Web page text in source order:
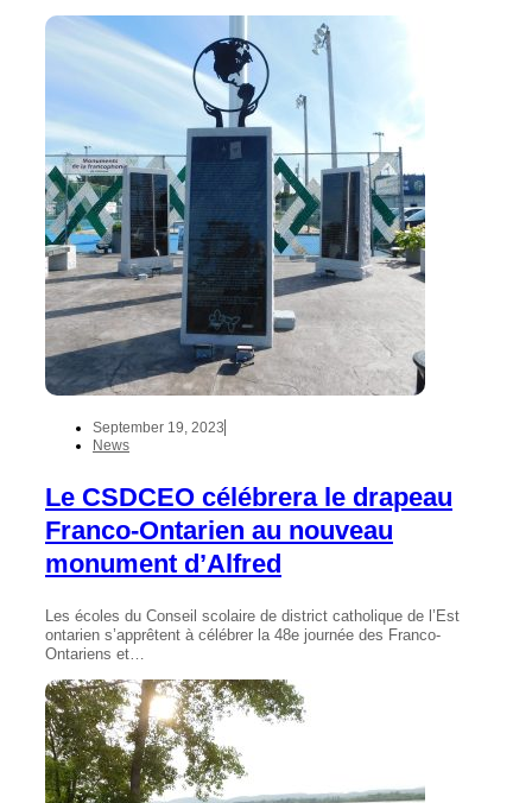
September 19, 2023
News
Le CSDCEO célébrera le drapeau
Franco-Ontarien au nouveau
monument d’Alfred
Les écoles du Conseil scolaire de district catholique de l’Est
ontarien s’apprêtent à célébrer la 48e journée des Franco-
Ontariens et…